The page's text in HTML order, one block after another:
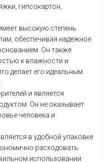
гипсокартон,
высокую степень
обеспечивая надежное
Он также
к влажности и
делает его идеальным
и является
Он не оказывает
человека и
в удобной упаковке
расходовать
использовании